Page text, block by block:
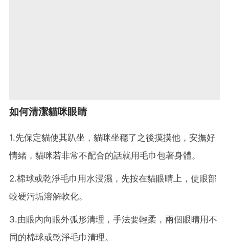
如何清潔貓咪眼睛
1.先保定貓使其趴坐，貓咪坐穩了之後摸摸他，安撫好
情緒，貓咪若非常不配合的話就用毛巾包著身體。
2.棉球或乾淨毛巾用水浸濕，先按在貓眼睛上，使眼部
較硬污垢溶解軟化。
3.由眼內向眼外弧形清理，手法要輕柔，兩個眼睛用不
同的棉球或乾淨毛巾清理。